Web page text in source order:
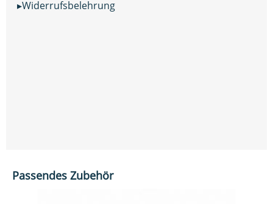
▸Widerrufsbelehrung
Passendes Zubehör